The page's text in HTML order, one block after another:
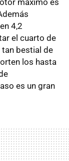
4,2
el cuarto de
tan bestial de
los hasta
es un gran